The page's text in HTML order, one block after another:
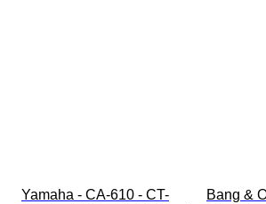
Yamaha - CA-610 - CT-
Bang &